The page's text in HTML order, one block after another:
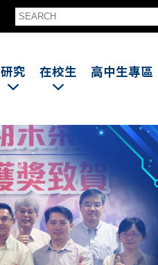
研究 在校生 高中生專區